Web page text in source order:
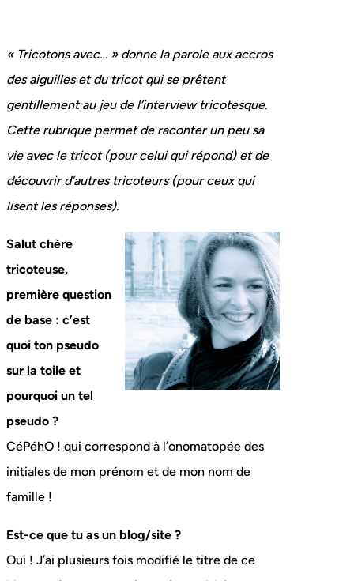
« Tricotons avec… » donne la parole aux accros
des aiguilles et du tricot qui se prêtent
gentillement au jeu de l’interview tricotesque.
Cette rubrique permet de raconter un peu sa
vie avec le tricot (pour celui qui répond) et de
découvrir d’autres tricoteurs (pour ceux qui
lisent les réponses).
Salut chère
tricoteuse,
première question
de base : c’est
quoi ton pseudo
sur la toile et
pourquoi un tel
pseudo ?
CéPéhO ! qui correspond à l’onomatopée des
initiales de mon prénom et de mon nom de
famille !
Est-ce que tu as un blog/site ?
Oui ! J’ai plusieurs fois modifié le titre de ce